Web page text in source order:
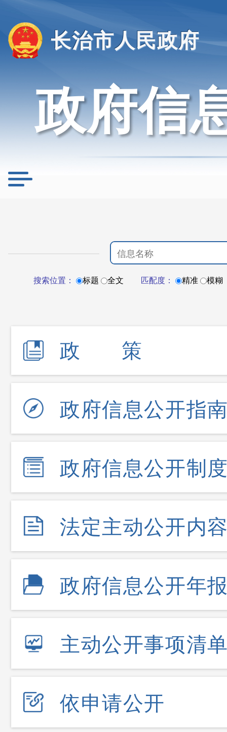
长治市人民政府
政府信
搜索位置： 标题 全文 匹配度： 精准 模糊
政策
政府信息公开指
政府信息公开制
法定主动公开内
政府信息公开年
主动公开事项清
依申请公开